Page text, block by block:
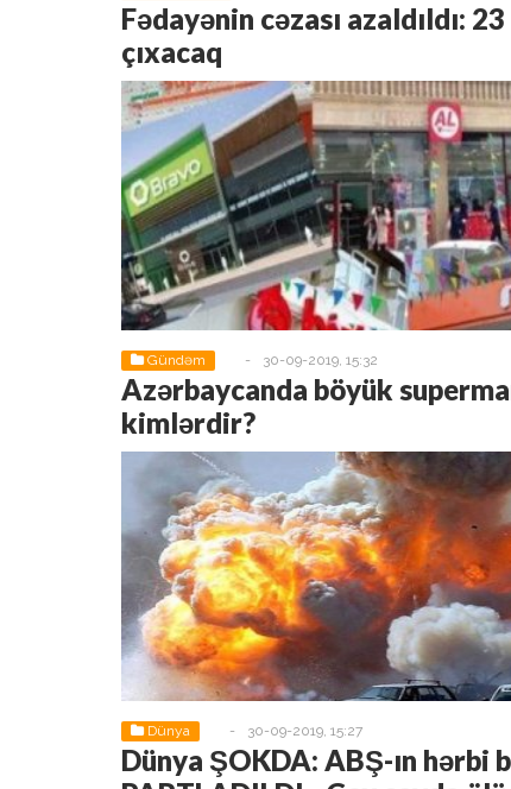
Fədayənin cəzası azaldıldı:
çıxacaq
Gündəm - 30-09-2019, 15:32
Azərbaycanda böyük
kimlərdir?
Dünya - 30-09-2019, 15:27
Dünya ŞOKDA: ABŞ-ın hərbi